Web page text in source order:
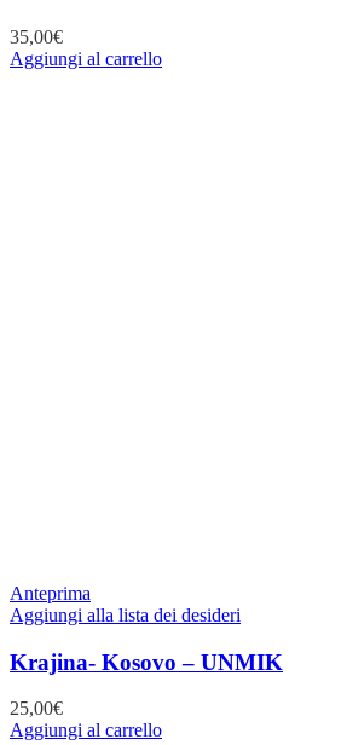
35,00€
Aggiungi al carrello
Anteprima
Aggiungi alla lista dei desideri
Krajina- Kosovo – UNMIK
25,00€
Aggiungi al carrello